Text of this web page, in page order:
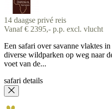
14 daagse privé reis
Vanaf € 2395,- p.p. excl. vlucht
Een safari over savanne vlaktes
diverse wildparken op weg naar
voet van de...
safari details